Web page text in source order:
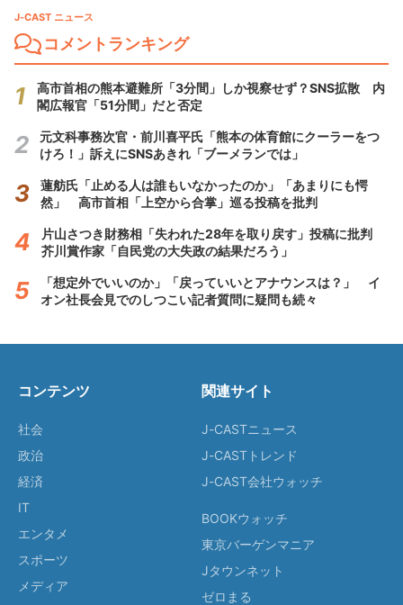
J-CAST ニュース
コメントランキング
高市首相の熊本避難所「3分間」しか視察せず？SNS拡散 内
閣広報官「51分間」だと否定
元文科事務次官・前川喜平氏「熊本の体育館にクーラーをつ
けろ！」訴えにSNSあきれ「ブーメランでは」
蓮舫氏「止める人は誰もいなかったのか」「あまりにも愕
然」 高市首相「上空から合掌」巡る投稿を批判
片山さつき財務相「失われた28年を取り戻す」投稿に批判
芥川賞作家「自民党の大失政の結果だろう」
「想定外でいいのか」「戻っていいとアナウンスは？」 イ
オン社長会見でのしつこい記者質問に疑問も続々
コンテンツ
社会
政治
経済
IT
エンタメ
スポーツ
メディア
関連サイト
J-CASTニュース
J-CASTトレンド
J-CAST会社ウォッチ
BOOKウォッチ
東京バーゲンマニア
Jタウンネット
ゼロまる